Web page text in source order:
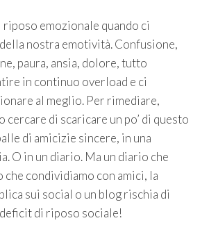
emozionale quando ci
nostra emotività. Confusione,
paura, ansia, dolore, tutto
in continuo overload e ci
al meglio. Per rimediare,
cercare di scaricare un po’ di questo
di amicizie sincere, in una
O in un diario. Ma un diario che
che condividiamo con amici, la
sui social o un blog rischia di
di riposo sociale!